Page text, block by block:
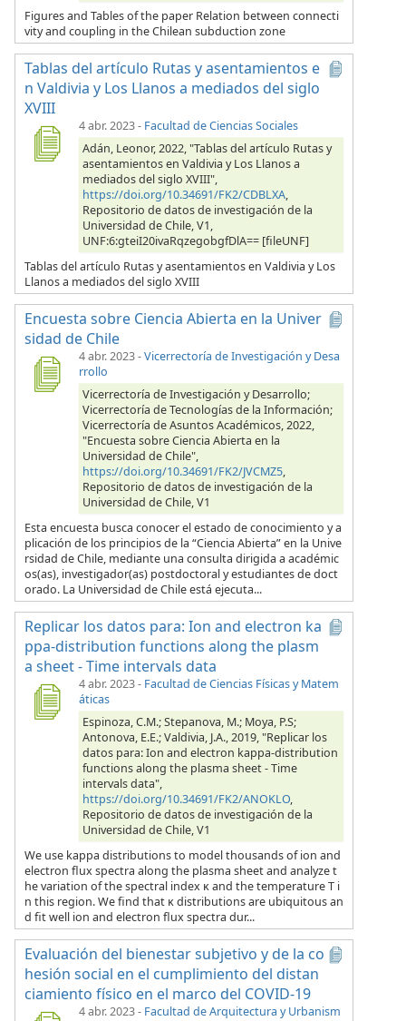
Figures and Tables of the paper Relation between connecti
vity and coupling in the Chilean subduction zone
Tablas del artículo Rutas y asentamientos e
n Valdivia y Los Llanos a mediados del siglo
XVIII
4 abr. 2023- Facultad de Ciencias Sociales
Adán, Leonor, 2022, "Tablas del artículo Rutas y
asentamientos en Valdivia y Los Llanos a
mediados del siglo XVIII",
https://doi.org/10.34691/FK2/CDBLXA,
Repositorio de datos de investigación de la
Universidad de Chile, V1,
UNF:6:gteiI20ivaRqzegobgfDlA== [fileUNF]
Tablas del artículo Rutas y asentamientos en Valdivia y Los
Llanos a mediados del siglo XVIII
Encuesta sobre Ciencia Abierta en la Univer
sidad de Chile
4 abr. 2023-Vicerrectoría de Investigación y Desa
rrollo
Vicerrectoría de Investigación y Desarrollo;
Vicerrectoría de Tecnologías de la Información;
Vicerrectoría de Asuntos Académicos, 2022,
"Encuesta sobre Ciencia Abierta en la
Universidad de Chile",
https://doi.org/10.34691/FK2/JVCMZ5,
Repositorio de datos de investigación de la
Universidad de Chile, V1
Esta encuesta busca conocer el estado de conocimiento y a
plicación de los principios de la “Ciencia Abierta” en la Unive
rsidad de Chile, mediante una consulta dirigida a académic
os(as), investigador(as) postdoctoral y estudiantes de doct
orado. La Universidad de Chile está ejecuta...
Replicar los datos para: Ion and electron ka
ppa-distribution functions along the plasm
a sheet - Time intervals data
4 abr. 2023- Facultad de Ciencias Físicas y Matem
áticas
Espinoza, C.M.; Stepanova, M.; Moya, P.S;
Antonova, E.E.; Valdivia, J.A., 2019, "Replicar los
datos para: Ion and electron kappa-distribution
functions along the plasma sheet - Time
intervals data",
https://doi.org/10.34691/FK2/ANOKLO,
Repositorio de datos de investigación de la
Universidad de Chile, V1
We use kappa distributions to model thousands of ion and
electron flux spectra along the plasma sheet and analyze t
he variation of the spectral index κ and the temperature T i
n this region. We find that κ distributions are ubiquitous an
d fit well ion and electron flux spectra dur...
Evaluación del bienestar subjetivo y de la co
hesión social en el cumplimiento del distan
ciamiento físico en el marco del COVID-19
4 abr. 2023- Facultad de Arquitectura y Urbanism